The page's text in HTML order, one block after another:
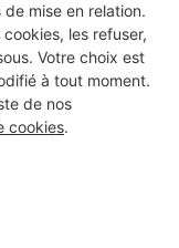
mise en relation.
les refuser,
Votre choix est
à tout moment.
de nos
cookies.
dans cette zone